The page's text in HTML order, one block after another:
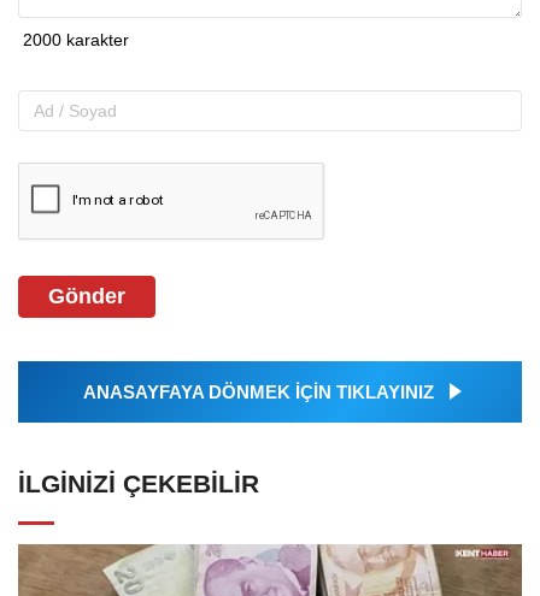
Gönder
ANASAYFAYA DÖNMEK İÇİN TIKLAYINIZ
İLGINIZI ÇEKEBILIR